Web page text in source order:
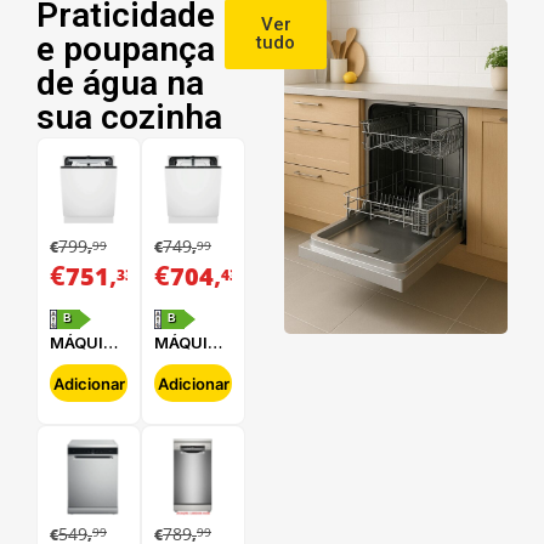
Praticidade
e poupança
de água na
sua cozinha
Ver
tudo
€799,99
€751,33
B
MÁQUINA
DE LAVAR
LOUÇA
ELECTROLUX
E62LB202S
Adicionar
€749,99
€704,43
B
MÁQUINA
DE LAVAR
LOUÇA
ELECTROLUX
E62LB100S
Adicionar
€549,99 €789,99